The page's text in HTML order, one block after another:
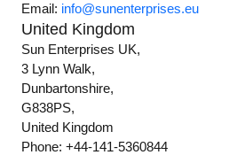
Email: info@sunenterprises.eu
United Kingdom
Sun Enterprises UK,
3 Lynn Walk,
Dunbartonshire,
G838PS,
United Kingdom
Phone: +44-141-5360844